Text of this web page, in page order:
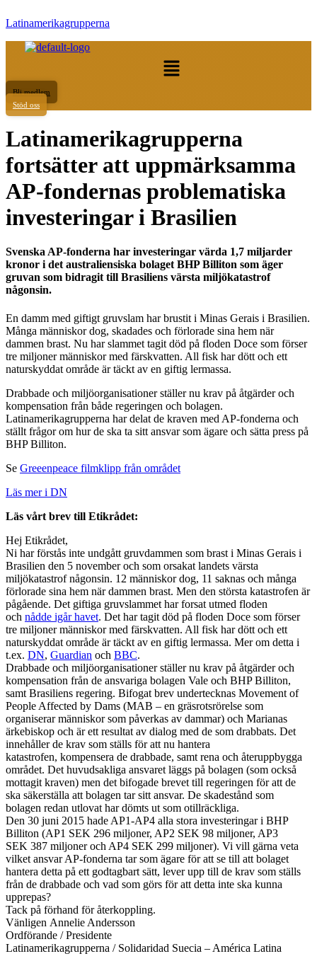
Latinamerikagrupperna
Meny
Bli medlem
Stöd oss
Latinamerikagrupperna
fortsätter att uppmärksamma
AP-fondernas problematiska
investeringar i Brasilien
Svenska AP-fonderna har investeringar värda 1,7 miljarder
kronor i det australiensiska bolaget BHP Billiton som äger
gruvan som bidragit till Brasiliens värsta miljökatastrof
någonsin.
En damm med giftigt gruvslam har brustit i Minas Gerais i Brasilien.
Många människor dog, skadades och förlorade sina hem när
dammen brast. Nu har slammet tagit död på floden Doce som förser
tre miljoner människor med färskvatten. All fisk har dött och ett
naturskyddat område är täckt av en giftig lermassa.
Drabbade och miljöorganisationer ställer nu krav på åtgärder och
kompensation från både regeringen och bolagen.
Latinamerikagrupperna har delat de kraven med AP-fonderna och
ställt frågor om hur de ska ta sitt ansvar som ägare och sätta press på
BHP Billiton.
Se Greeenpeace filmklipp från området
Läs mer i DN
Läs vårt brev till Etikrådet:
Hej Etikrådet,
Ni har förstås inte undgått gruvdammen som brast i Minas Gerais i
Brasilien den 5 november och som orsakat landets värsta
miljökatastrof någonsin. 12 människor dog, 11 saknas och många
förlorade sina hem när dammen brast. Men den största katastrofen är
pågående. Det giftiga gruvslammet har forsat utmed floden
och nådde igår havet. Det har tagit död på floden Doce som förser
tre miljoner människor med färskvatten. All fisk har dött och ett
naturskyddat område är täckt av en giftig lermassa. Mer om detta i
t.ex. DN, Guardian och BBC.
Drabbade och miljöorganisationer ställer nu krav på åtgärder och
kompensation från de ansvariga bolagen Vale och BHP Billiton,
samt Brasiliens regering. Bifogat brev undertecknas Movement of
People Affected by Dams (MAB – en gräsrotsrörelse som
organiserar människor som påverkas av dammar) och Marianas
ärkebiskop och är ett resultat av dialog med de som drabbats. Det
innehåller de krav som ställs för att nu hantera
katastrofen, kompensera de drabbade, samt rena och återuppbygga
området. Det huvudsakliga ansvaret läggs på bolagen (som också
mottagit kraven) men det bifogade brevet till regeringen för att de
ska säkerställa att bolagen tar sitt ansvar. De skadestånd som
bolagen redan utlovat har dömts ut som otillräckliga.
Den 30 juni 2015 hade AP1-AP4 alla stora investeringar i BHP
Billiton (AP1 SEK 296 miljoner, AP2 SEK 98 miljoner, AP3
SEK 387 miljoner och AP4 SEK 299 miljoner). Vi vill gärna veta
vilket ansvar AP-fonderna tar som ägare för att se till att bolaget
hantera detta på ett godtagbart sätt, lever upp till de krav som ställs
från de drabbade och vad som görs för att detta inte ska kunna
upprepas?
Tack på förhand för återkoppling.
Vänligen Annelie Andersson
Ordförande / Presidente
Latinamerikagrupperna / Solidaridad Suecia – América Latina